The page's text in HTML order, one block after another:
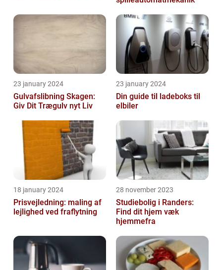
23 january 2024
Gulvafslibning Skagen:
Giv Dit Trægulv nyt Liv
23 january 2024
Din guide til ladeboks til
elbiler
18 january 2024
Prisvejledning: maling af
lejlighed ved fraflytning
28 november 2023
Studiebolig i Randers:
Find dit hjem væk
hjemmefra